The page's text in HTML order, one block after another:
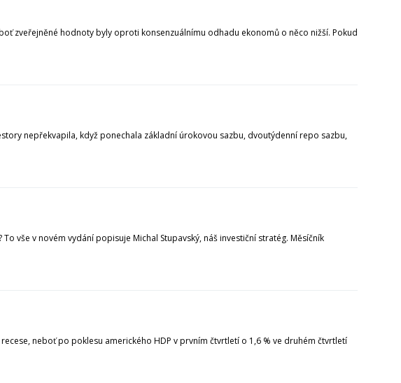
zveřejněné hodnoty byly oproti konsenzuálnímu odhadu ekonomů o něco nižší. Pokud
nepřekvapila, když ponechala základní úrokovou sazbu, dvoutýdenní repo sazbu,
vše v novém vydání popisuje Michal Stupavský, náš investiční stratég. Měsíčník
neboť po poklesu amerického HDP v prvním čtvrtletí o 1,6 % ve druhém čtvrtletí